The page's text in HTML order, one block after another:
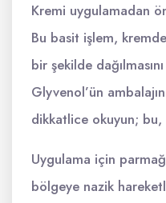
Kremi uygulamadan
Bu basit işlem,
bir şekilde
Glyvenol’ün
dikkatlice okuyun; bu,
Uygulama için
bölgeye nazik